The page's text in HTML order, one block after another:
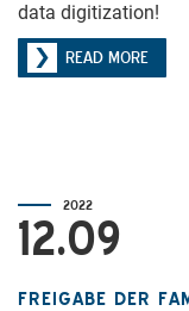
data digitization!
READ MORE
2022
12.09
FREIGABE DER